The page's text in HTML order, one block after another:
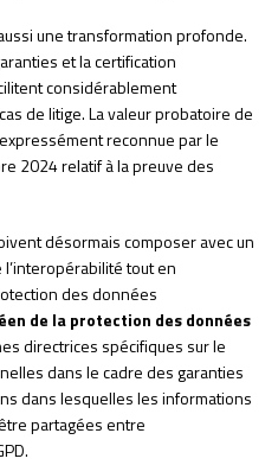
une transformation profonde.
et la certification
considérablement
de litige. La valeur probatoire de
reconnue par le
2024 relatif à la preuve des
désormais composer avec un
tout en
des données
de la protection des données
directrices spécifiques sur le
dans le cadre des garanties
dans lesquelles les informations
partagées entre